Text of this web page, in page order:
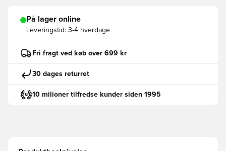
På lager online
Leveringstid: 3-4 hverdage
Fri fragt ved køb over 699 kr
30 dages returret
10 milioner tilfredse kunder siden 1995